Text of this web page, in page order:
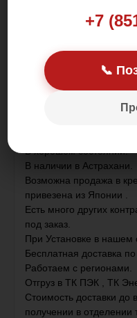
+7
📞
Цена:
В хорошем состоянии.
В наличии в Астрахани.
Возможна продажа в
привезена из Японии .
Есть много других
под заказ.
При Установке в нашем
Бесплатная доставка по
Работаем с регионами.
Отгруз в ТК ПЭК , ТК
Стоимость доставки до
получении в отделении